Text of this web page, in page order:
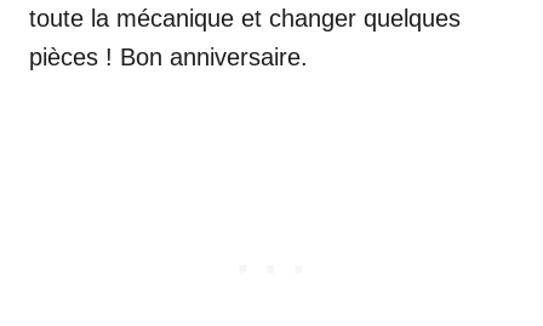
toute la mécanique et changer quelques
pièces ! Bon anniversaire.